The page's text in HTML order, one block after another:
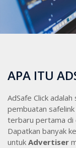
APA ITU
AdSafe Click
pembuatan
terbaru pertama di
Dapatkan banyak
untuk Advertiser